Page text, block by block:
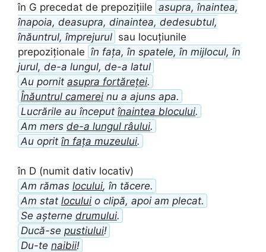
în G precedat de prepozițiile asupra, înaintea,
înapoia, deasupra, dinaintea, dedesubtul,
înăuntrul, împrejurul sau locuțiunile
prepoziționale în fața, în spatele, în mijlocul, în
jurul, de-a lungul, de-a latul
Au pornit asupra fortăreței.
Înăuntrul camerei nu a ajuns apa.
Lucrările au început înaintea blocului.
Am mers de-a lungul râului.
Au oprit în fața muzeului.
în D (numit dativ locativ)
Am rămas locului, în tăcere.
Am stat locului o clipă, apoi am plecat.
Se așterne drumului.
Ducă-se pustiului!
Du-te naibii!